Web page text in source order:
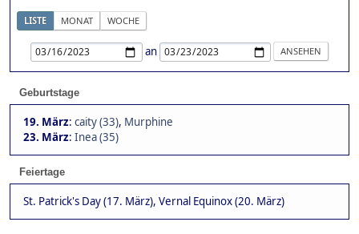
LISTE MONAT WOCHE
an
Geburtstage
19. März: caity (33), Murphine
23. März: Inea (35)
Feiertage
St. Patrick's Day (17. März), Vernal Equinox (20. März)